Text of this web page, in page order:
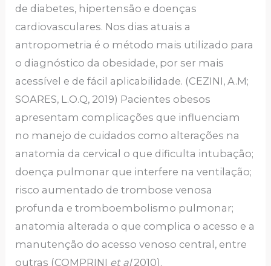
de diabetes, hipertensão e doenças
cardiovasculares. Nos dias atuais a
antropometria é o método mais utilizado para
o diagnóstico da obesidade, por ser mais
acessível e de fácil aplicabilidade. (CEZINI, A.M;
SOARES, L.O.Q, 2019) Pacientes obesos
apresentam complicações que influenciam
no manejo de cuidados como alterações na
anatomia da cervical o que dificulta intubação;
doença pulmonar que interfere na ventilação;
risco aumentado de trombose venosa
profunda e tromboembolismo pulmonar;
anatomia alterada o que complica o acesso e a
manutenção do acesso venoso central, entre
outras (COMPRINI et al2010).